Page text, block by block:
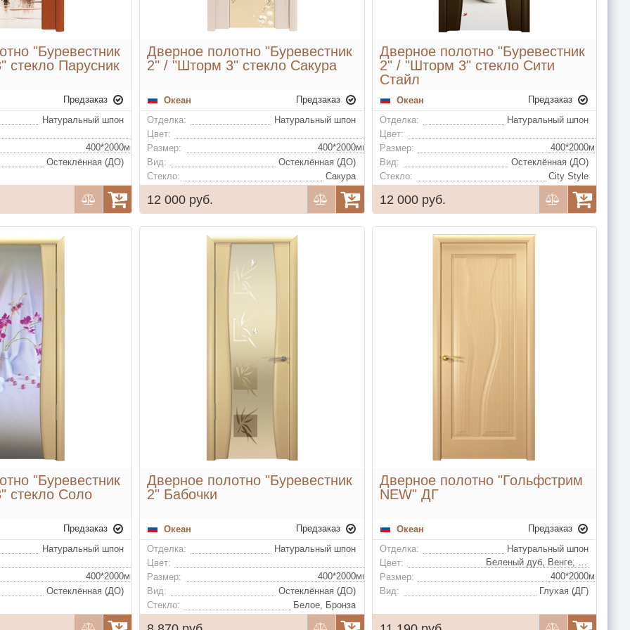
"Буревестник
стекло Парусник
Предзаказ
Натуральный шпон
Остеклённая (ДО)
Дверное полотно "Буревестник
2" / "Шторм 3" стекло Сакура
Океан
Предзаказ
Отделка:
Натуральный шпон
Цвет:
Размер:
Вид:
Остеклённая (ДО)
Стекло:
Сакура
12 000 руб.
Дверное полотно "Буревестник
2" / "Шторм 3" стекло Сити
Стайл
Океан
Предзаказ
Отделка:
Натуральный шпон
Цвет:
Размер:
Вид:
Остеклённая (ДО)
Стекло:
City Style
12 000 руб.
"Буревестник
стекло Соло
Предзаказ
Натуральный шпон
Беленый дуб, Венге, Ясень винтаж, Анегри, Ясень серый, Ясень капучино, Ясень шервуд, Красное дерево, Ясень слоновая кость, Белый жемчуг
Остеклённая (ДО)
Дверное полотно "Буревестник
2" Бабочки
Океан
Предзаказ
Отделка:
Натуральный шпон
Цвет:
Размер:
Вид:
Остеклённая (ДО)
Стекло:
Белое, Бронза
Дверное полотно "Гольфстрим
NEW" ДГ
Океан
Предзаказ
Отделка:
Натуральный шпон
Цвет:
Беленый дуб, Венге, Анегри
Размер:
Вид:
Глухая (ДГ)